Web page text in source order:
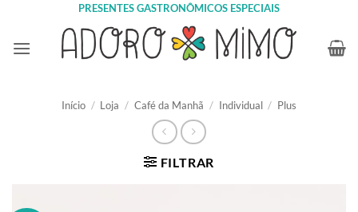
content
PRESENTES GASTRONÔMICOS ESPECIAIS
Início / Loja / Café da Manhã / Individual / Plus
FILTRAR